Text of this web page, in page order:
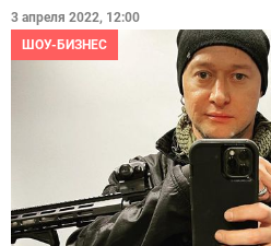
3 апреля 2022, 12:00
ШОУ-БИЗНЕС